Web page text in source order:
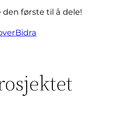
første til å dele!
Bidra